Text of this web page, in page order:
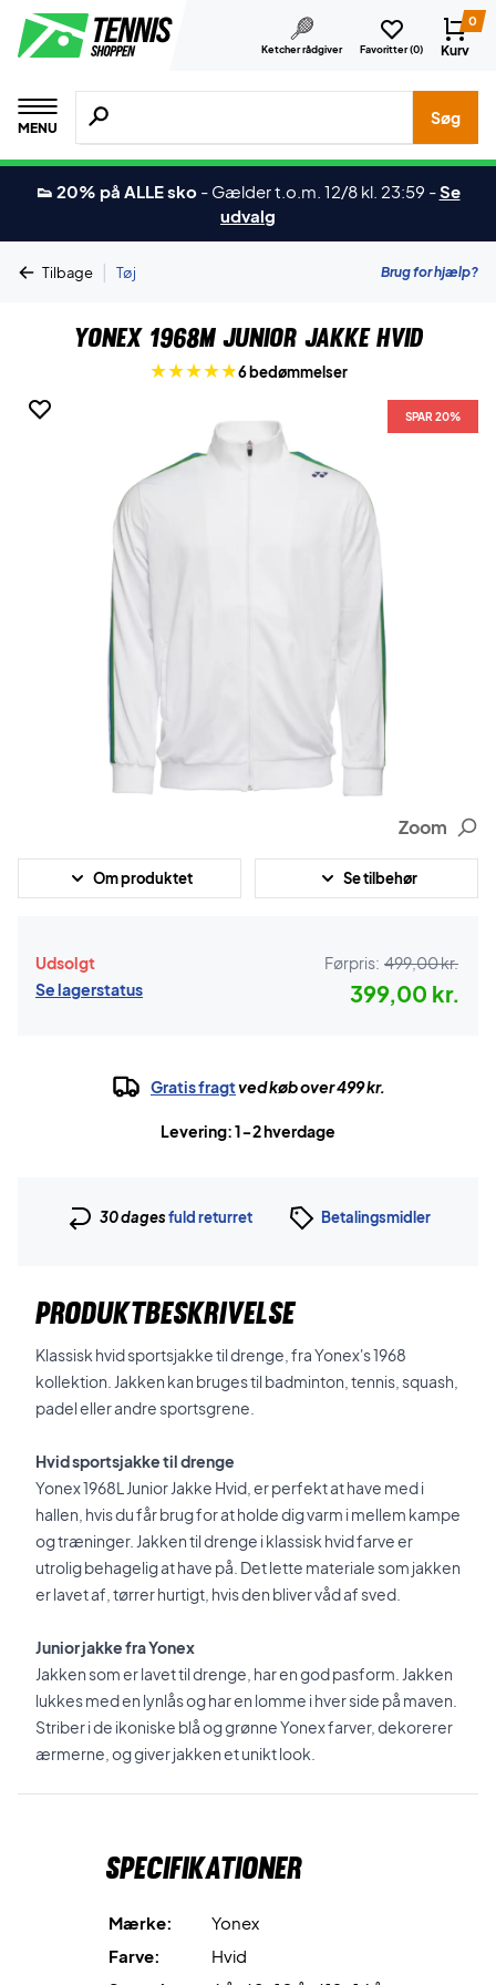
Ketcher rådgiver Favoritter (0)
0
Kurv
MENU
Søg efter produkter, mærker etc.
Søg
👟 20% på ALLE sko - Gælder t.o.m. 12/8 kl. 23:59 -Se
udvalg
Tilbage | Tøj Brug for hjælp?
Yonex 1968M Junior Jakke Hvid
6 bedømmelser
SPAR 20%
Zoom
Om produktet Se tilbehør
Udsolgt
Se lagerstatus
Førpris: 499,00 kr.
399,00 kr.
Gratis fragtved køb over 499 kr.
Levering: 1-2 hverdage
30 dagesfuld returret Betalingsmidler
PRODUKTBESKRIVELSE
Klassisk hvid sportsjakke til drenge, fra Yonex's 1968
kollektion. Jakken kan bruges til badminton, tennis, squash,
padel eller andre sportsgrene.
Hvid sportsjakke til drenge
Yonex 1968L Junior Jakke Hvid, er perfekt at have med i
hallen, hvis du får brug for at holde dig varm i mellem kampe
og træninger. Jakken til drenge i klassisk hvid farve er
utrolig behagelig at have på. Det lette materiale som jakken
er lavet af, tørrer hurtigt, hvis den bliver våd af sved.
Junior jakke fra Yonex
Jakken som er lavet til drenge, har en god pasform. Jakken
lukkes med en lynlås og har en lomme i hver side på maven.
Striber i de ikoniske blå og grønne Yonex farver, dekorerer
ærmerne, og giver jakken et unikt look.
Specifikationer
Mærke:
Yonex
Farve:
Hvid